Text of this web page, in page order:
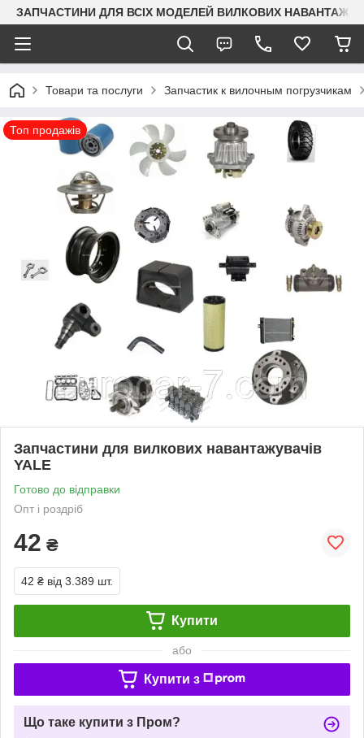
ЗАПЧАСТИНИ ДЛЯ ВСІХ МОДЕЛЕЙ ВИЛКОВИХ
Товари та послуги Запчастик к вилочным погрузчикам
Топ продажів
Запчастини для вилкових навантажувачів
YALE
Готово до відправки
Опт і роздріб
42 ₴
42 ₴ від 3.389 шт.
Купити
або
Купити з
Що таке купити з Пром?